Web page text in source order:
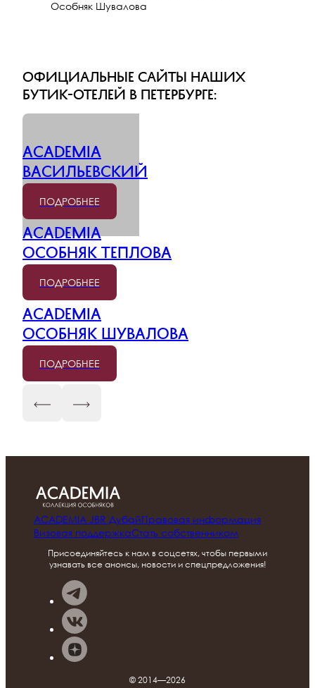
Официальные сайты наших
бутик-отелей в Петербурге:
ACADEMIA
Васильевский
ПОДРОБНЕЕ
ACADEMIA
Особняк Теплова
ПОДРОБНЕЕ
ACADEMIA
Особняк Шувалова
ПОДРОБНЕЕ
ACADEMIA JBR ДубайПравовая информация
Визовая поддержкаСтать собственником
Присоединяйтесь к нам в соцсетях, чтобы первыми
узнавать все анонсы, новости и спецпредложения!
© 2014—2026